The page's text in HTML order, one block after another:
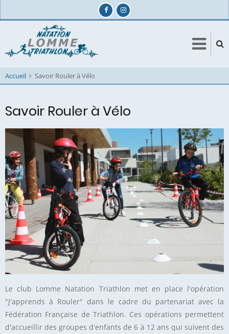
au
principal
Accueil Savoir Rouler à Vélo
Savoir Rouler à Vélo
Le club Lomme Natation Triathlon met en place l'opération
"J'apprends à Rouler" dans le cadre du partenariat avec la
Fédération Française de Triathlon. Ces opérations permettent
d'accueillir des groupes d'enfants de 6 à 12 ans qui suivent des